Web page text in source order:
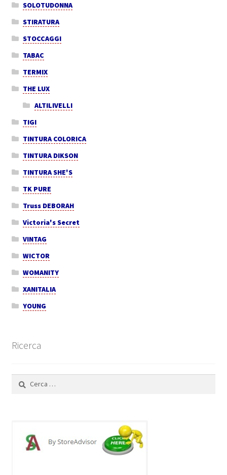
SOLOTUDONNA
STIRATURA
STOCCAGGI
TABAC
TERMIX
THE LUX
ALTILIVELLI
TIGI
TINTURA COLORICA
TINTURA DIKSON
TINTURA SHE'S
TK PURE
Truss DEBORAH
Victoria's Secret
VINTAG
WICTOR
WOMANITY
XANITALIA
YOUNG
Ricerca
Ricerca